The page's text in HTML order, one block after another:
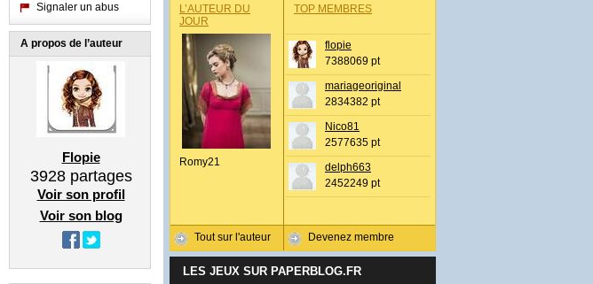
Signaler un abus
A propos de l’auteur
Flopie
3928partages
Voir son profil
Voir son blog
L’AUTEUR DU
JOUR
Romy21
Tout sur l'auteur
TOP MEMBRES
flopie
7388069 pt
mariageoriginal
2834382 pt
Nico81
2577635 pt
delph663
2452249 pt
Devenez membre
LES JEUX SUR PAPERBLOG.FR